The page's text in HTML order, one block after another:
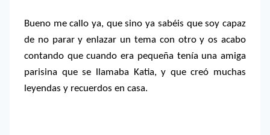
Bueno me callo ya, que sino ya sabéis que soy capaz
de no parar y enlazar un tema con otro y os acabo
contando que cuando era pequeña tenía una amiga
parisina que se llamaba Katia, y que creó muchas
leyendas y recuerdos en casa.